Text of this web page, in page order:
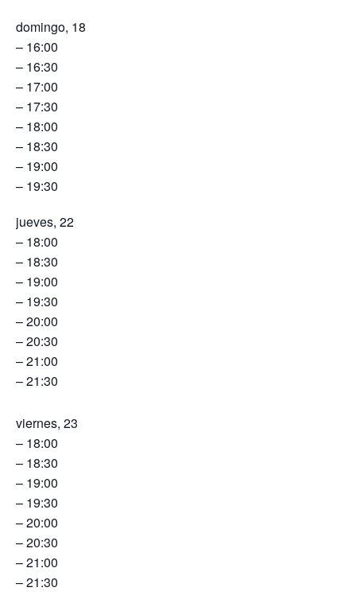
domingo, 18
– 16:00
– 16:30
– 17:00
– 17:30
– 18:00
– 18:30
– 19:00
– 19:30
jueves, 22
– 18:00
– 18:30
– 19:00
– 19:30
– 20:00
– 20:30
– 21:00
– 21:30
viernes, 23
– 18:00
– 18:30
– 19:00
– 19:30
– 20:00
– 20:30
– 21:00
– 21:30